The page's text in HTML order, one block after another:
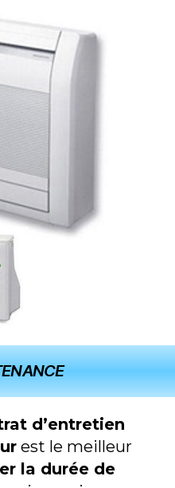
d’entretien
est le meilleur
la durée de